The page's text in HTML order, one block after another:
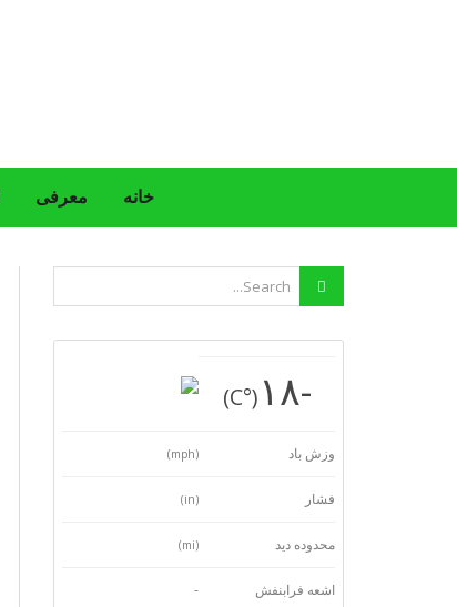
معرفی خانه
-١٨ (°C)
وزش باد (mph)
فشار (in)
محدوده دید (mi)
اشعه فرابنفش -